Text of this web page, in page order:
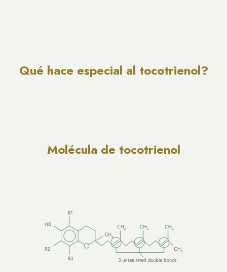
Qué hace especial al tocotrienol?
Molécula de tocotrienol